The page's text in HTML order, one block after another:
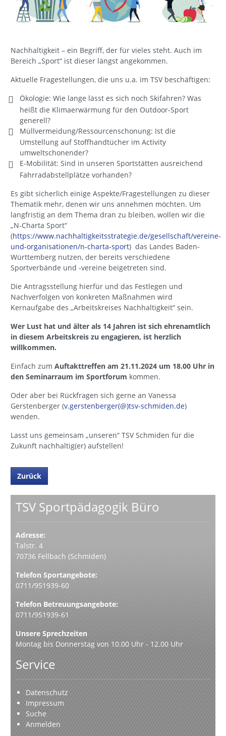
Nachhaltigkeit – ein Begriff, der für vieles steht. Auch im
Bereich „Sport“ ist dieser längst angekommen.
Aktuelle Fragestellungen, die uns u.a. im TSV beschäftigen:
Ökologie: Wie lange lässt es sich noch Skifahren? Was
heißt die Klimaerwärmung für den Outdoor-Sport
generell?
Müllvermeidung/Ressourcenschonung: Ist die
Umstellung auf Stoffhandtücher im Activity
umweltschonender?
E-Mobilität: Sind in unseren Sportstätten ausreichend
Fahrradabstellplätze vorhanden?
Es gibt sicherlich einige Aspekte/Fragestellungen zu dieser
Thematik mehr, denen wir uns annehmen möchten. Um
langfristig an dem Thema dran zu bleiben, wollen wir die
„N-Charta Sport“
(https://www.nachhaltigkeitsstrategie.de/gesellschaft/vereine-
und-organisationen/n-charta-sport) das Landes Baden-
Württemberg nutzen, der bereits verschiedene
Sportverbände und -vereine beigetreten sind.
Die Antragsstellung hierfür und das Festlegen und
Nachverfolgen von konkreten Maßnahmen wird
Kernaufgabe des „Arbeitskreises Nachhaltigkeit“ sein.
Wer Lust hat und älter als 14 Jahren ist sich ehrenamtlich
in diesem Arbeitskreis zu engagieren, ist herzlich
willkommen.
Einfach zum Auftakttreffen am 21.11.2024 um 18.00 Uhr in
den Seminarraum im Sportforum kommen.
Oder aber bei Rückfragen sich gerne an Vanessa
Gerstenberger (v.gerstenberger(@)tsv-schmiden.de)
wenden.
Lasst uns gemeinsam „unseren“ TSV Schmiden für die
Zukunft nachhaltig(er) aufstellen!
Zurück
TSV Sportpädagogik Büro
Adresse:
Talstr. 4
70736 Fellbach (Schmiden)
Telefon Sportangebote:
0711/951939-60
Telefon Betreuungsangebote:
0711/951939-61
Unsere Sprechzeiten
Montag bis Donnerstag von 10.00 Uhr - 12.00 Uhr
Service
Datenschutz
Impressum
Suche
Anmelden